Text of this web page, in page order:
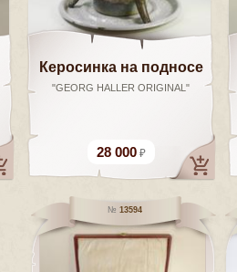
Керосинка на подносе
"GEORG HALLER ORIGINAL"
28 000
13594